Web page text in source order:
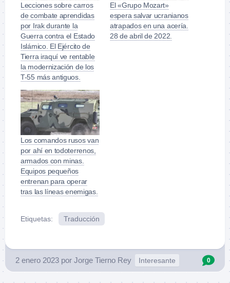
Lecciones sobre carros
de combate aprendidas
por Irak durante la
Guerra contra el Estado
Islámico. El Ejército de
Tierra iraquí ve rentable
la modernización de los
T-55 más antiguos.
El «Grupo Mozart»
espera salvar ucranianos
atrapados en una acería.
28 de abril de 2022.
Los comandos rusos van
por ahí en todoterrenos,
armados con minas.
Equipos pequeños
entrenan para operar
tras las líneas enemigas.
Etiquetas: Traducción
2 enero 2023 por Jorge Tierno Rey Interesante 0